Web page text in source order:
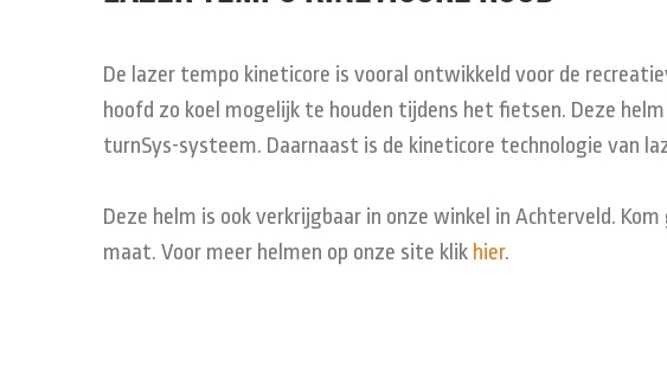
De lazer tempo kineticore is vooral ontwikkeld voor de
hoofd zo koel mogelijk te houden tijdens het fietsen. Deze
turnSys-systeem. Daarnaast is de kineticore technologie van
Deze helm is ook verkrijgbaar in onze winkel in Achterveld.
maat. Voor meer helmen op onze site klik hier.